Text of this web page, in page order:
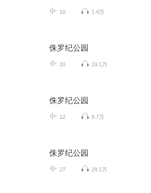
10 1.4万
侏罗纪公园
20 19.1万
侏罗纪公园
12 8.7万
侏罗纪公园
27 29.1万